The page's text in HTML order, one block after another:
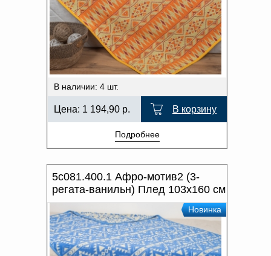
В наличии: 4 шт.
Цена: 1 194,90 р. В корзину
Подробнее
5с081.400.1 Афро-мотив2 (3-
регата-ванильн) Плед 103х160 см
Новинка